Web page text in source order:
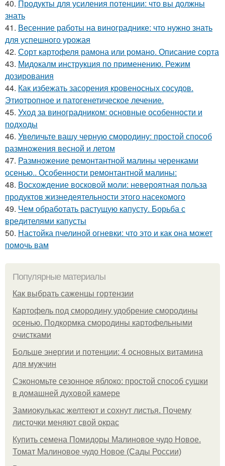
40. Продукты для усиления потенции: что вы должны
знать
41. Весенние работы на винограднике: что нужно знать
для успешного урожая
42. Сорт картофеля рамона или романо. Описание сорта
43. Мидокалм инструкция по применению. Режим
дозирования
44. Как избежать засорения кровеносных сосудов.
Этиотропное и патогенетическое лечение.
45. Уход за виноградником: основные особенности и
подходы
46. Увеличьте вашу черную смородину: простой способ
размножения весной и летом
47. Размножение ремонтантной малины черенками
осенью.. Особенности ремонтантной малины:
48. Восхождение восковой моли: невероятная польза
продуктов жизнедеятельности этого насекомого
49. Чем обработать растущую капусту. Борьба с
вредителями капусты
50. Настойка пчелиной огневки: что это и как она может
помочь вам
Популярные материалы
Как выбрать саженцы гортензии
Картофель под смородину удобрение смородины
осенью. Подкормка смородины картофельными
очистками
Больше энергии и потенции: 4 основных витамина
для мужчин
Сэкономьте сезонное яблоко: простой способ сушки
в домашней духовой камере
Замиокулькас желтеют и сохнут листья. Почему
листочки меняют свой окрас
Купить семена Помидоры Малиновое чудо Новое.
Томат Малиновое чудо Новое (Сады России)